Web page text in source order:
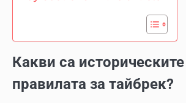
Какви са
правилата за тайбрек?